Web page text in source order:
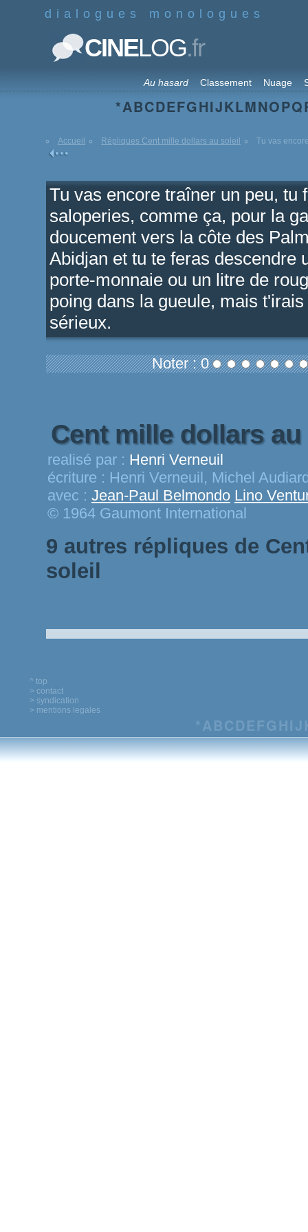
dialogues monologues
CINELOG.fr
Au hasard Classement Nuage
*ABCDEFGHIJKLMNOPQ
Accueil Répliques Cent mille dollars au soleil Tu vas
Tu vas encore traîner un peu, tu
saloperies, comme ça, pour la
doucement vers la côte des
Abidjan et tu te feras descendre
porte-monnaie ou un litre de
poing dans la gueule, mais
sérieux.
Noter : 0
Cent mille dollars
realisé par : Henri Verneuil
écriture : Henri Verneuil, Michel
avec : Jean-Paul Belmondo Lino
© 1964 Gaumont International
9 autres répliques de
soleil
^ top
> contact
> syndication
> mentions legales
*ABCDEFG HIJ